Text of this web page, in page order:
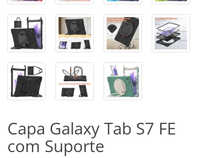
Capa Galaxy Tab S7 FE
com Suporte